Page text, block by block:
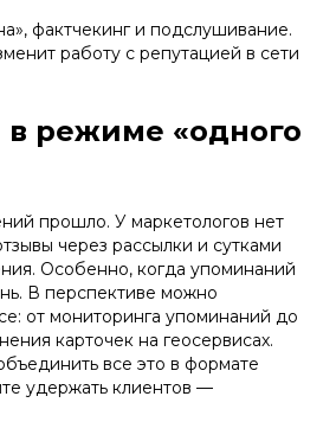
фактчекинг и подслушивание.
работу с репутацией в сети
в режиме «одного
прошло. У маркетологов нет
через рассылки и сутками
Особенно, когда упоминаний
В перспективе можно
от мониторинга упоминаний до
карточек на геосервисах.
все это в формате
удержать клиентов —